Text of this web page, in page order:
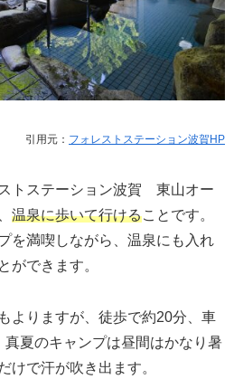
引用元： フォレストステーション波賀HP
トステーション波賀 東山オー
温泉に歩いて行けることです。
を満喫しながら、温泉にも入れ
ができます。
よりますが、徒歩で約20分、車
夏のキャンプは昼間はかなり暑
けで汗が吹き出ます。